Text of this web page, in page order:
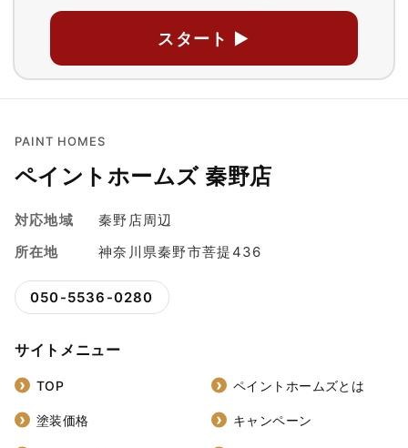
スタート ▶
PAINT HOMES
ペイントホームズ 秦野店
対応地域
秦野店周辺
所在地
神奈川県秦野市菩提436
050-5536-0280
サイトメニュー
TOP ペイントホームズとは
塗装価格 キャンペーン